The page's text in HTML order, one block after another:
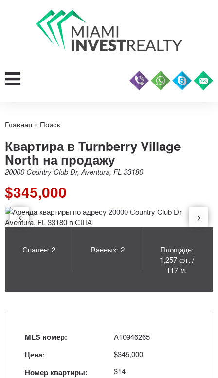
Главная » Поиск
Квартира в Turnberry Village
North на продажу
20000 Country Club Dr, Aventura, FL 33180
$345,000
Спален: 2 Ванных: 2
Площадь:
1,257 фт. /
117 м.
MLS номер:
Цена:
Номер квартиры:
A10946265
$345,000
314